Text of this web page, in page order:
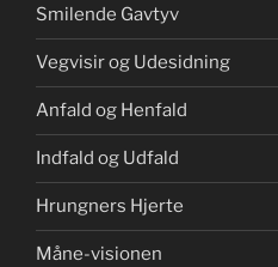
Smilende Gavtyv
Vegvisir og Udesidning
Anfald og Henfald
Indfald og Udfald
Hrungners Hjerte
Måne-visionen